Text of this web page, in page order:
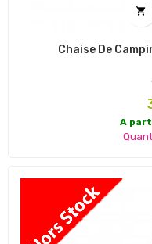

Chaise De
A